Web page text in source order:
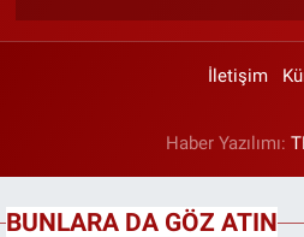
İletişim
Haber Yazılımı: